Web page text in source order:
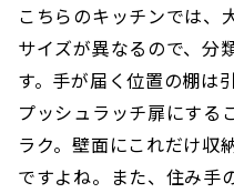
こちらのキッチンでは、
サイズが異なるので、分
す。手が届く位置の棚は
プッシュラッチ扉にする
ラク。壁面にこれだけ収
ですよね。また、住み手